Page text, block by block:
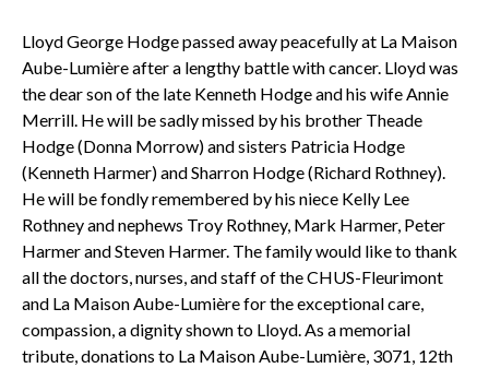
Lloyd George Hodge passed away peacefully at La Maison
Aube-Lumière after a lengthy battle with cancer. Lloyd was
the dear son of the late Kenneth Hodge and his wife Annie
Merrill. He will be sadly missed by his brother Theade
Hodge (Donna Morrow) and sisters Patricia Hodge
(Kenneth Harmer) and Sharron Hodge (Richard Rothney).
He will be fondly remembered by his niece Kelly Lee
Rothney and nephews Troy Rothney, Mark Harmer, Peter
Harmer and Steven Harmer. The family would like to thank
all the doctors, nurses, and staff of the CHUS-Fleurimont
and La Maison Aube-Lumière for the exceptional care,
compassion, a dignity shown to Lloyd. As a memorial
tribute, donations to La Maison Aube-Lumière, 3071, 12th